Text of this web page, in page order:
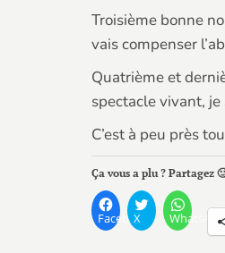
Troisième bonne
vais compenser
Quatrième et
spectacle vivant,
C’est à peu près
Ça vous a plu ? Partagez
Facebook
X WhatsApp